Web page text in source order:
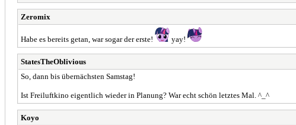
Zeromix
Habe es bereits getan, war sogar der erste! yay!
StatesTheOblivious
So, dann bis übernächsten Samstag!
Ist Freiluftkino eigentlich wieder in Planung? War echt schön letztes Mal. ^_^
Koyo